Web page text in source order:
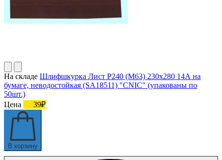
На складе Шлифшкурка Лист Р240 (М63) 230х280 14А на
бумаге, неводостойкая (SA18511) "CNIC" (упакованы по
50шт.)
Цена
39₽
В корзину